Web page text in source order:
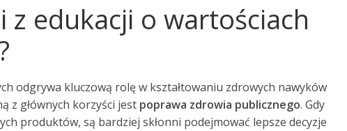
z edukacji o wartościach
odgrywa kluczową rolę w kształtowaniu zdrowych nawyków
z głównych korzyści jest poprawa zdrowia publicznego. Gdy
produktów, są bardziej skłonni podejmować lepsze decyzje